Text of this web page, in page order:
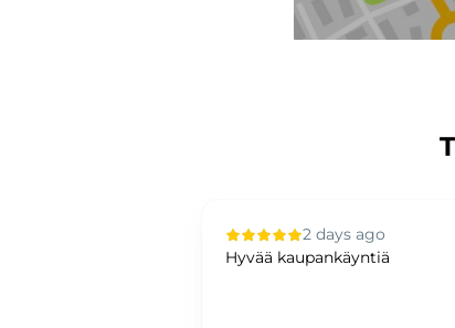
2 days ago
Hyvää kaupankäyntiä